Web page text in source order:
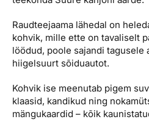
Raudteejaama lähedal on
kohvik, mille ette on tavaliselt
löödud, poole sajandi tagusele
hiigelsuurt sõiduautot.
Kohvik ise meenutab pigem
klaasid, kandikud ning
mängukaardid – kõik